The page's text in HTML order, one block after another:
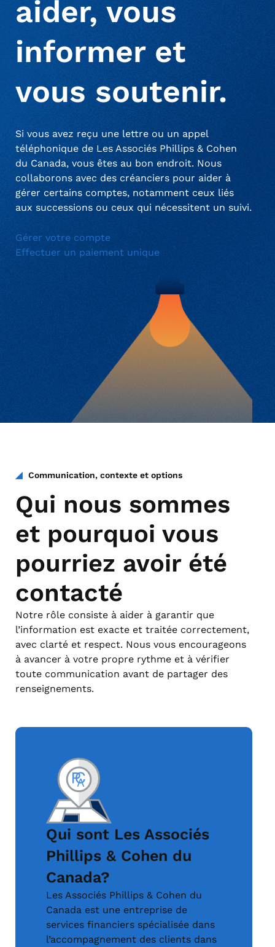
communiquer avec le soutien pour toute question.
Gérer un compte personnel FAQ
aider, vous
informer et
vous soutenir.
Si vous avez reçu une lettre ou un appel
téléphonique de Les Associés Phillips & Cohen
du Canada, vous êtes au bon endroit. Nous
collaborons avec des créanciers pour aider à
gérer certains comptes, notamment ceux liés
aux successions ou ceux qui nécessitent un suivi.
Gérer votre compte
Effectuer un paiement unique
Communication, contexte et options
Qui nous sommes
et pourquoi vous
pourriez avoir été
contacté
Notre rôle consiste à aider à garantir que
l’information est exacte et traitée correctement,
avec clarté et respect. Nous vous encourageons
à avancer à votre propre rythme et à vérifier
toute communication avant de partager des
renseignements.
Qui sont Les Associés
Phillips & Cohen du
Canada?
Les Associés Phillips & Cohen du
Canada est une entreprise de
services financiers spécialisée dans
l’accompagnement des clients dans